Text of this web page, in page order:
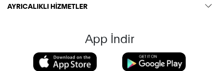
AYRICALIKLI HİZMETLER
App İndir